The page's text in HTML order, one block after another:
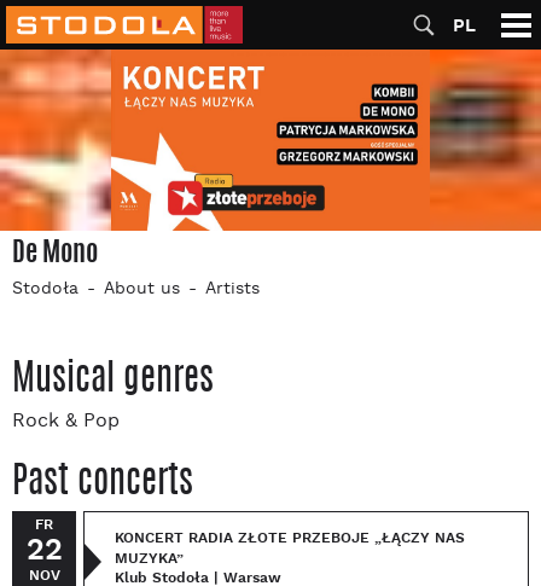
PL
De Mono
Stodoła About us Artists
Musical genres
Rock & Pop
Past concerts
FR
22
NOV
KONCERT RADIA ZŁOTE PRZEBOJE „ŁĄCZY NAS
MUZYKA”
Klub Stodoła | Warsaw